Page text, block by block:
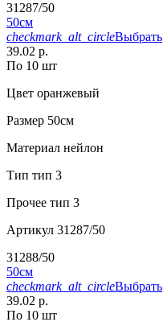
31287/50
50см
checkmark_alt_circleВыбрать
39.02 р.
По 10 шт
Цвет оранжевый
Размер 50см
Материал нейлон
Тип тип 3
Прочее тип 3
Артикул 31287/50
31288/50
50см
checkmark_alt_circleВыбрать
39.02 р.
По 10 шт